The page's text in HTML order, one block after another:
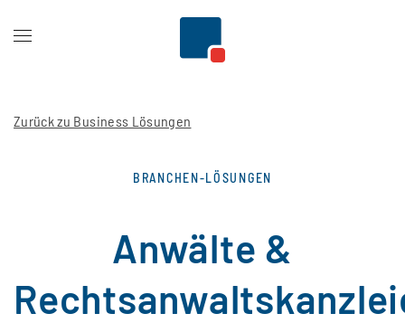
Zurück zu Business Lösungen
BRANCHEN-LÖSUNGEN
Anwälte &